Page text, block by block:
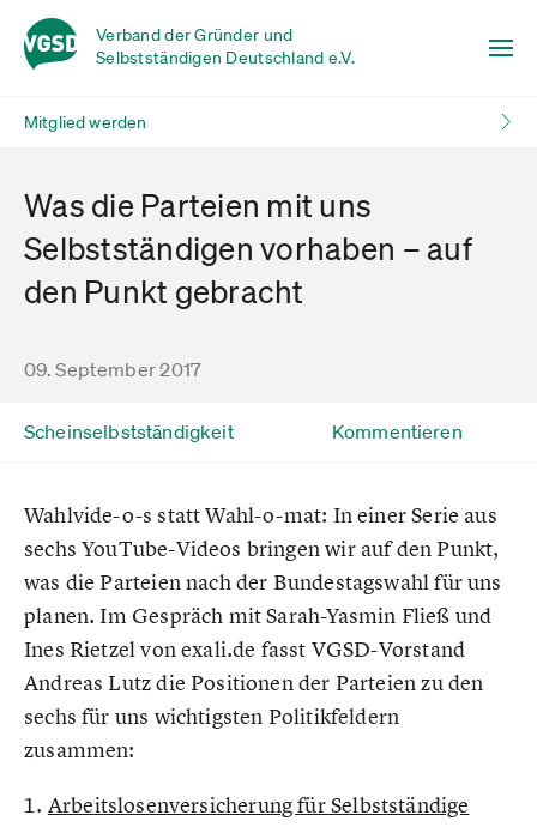
Verband der Gründer und
Selbstständigen Deutschland e.V.
Mitglied werden
Was die Parteien mit uns
Selbstständigen vorhaben – auf
den Punkt gebracht
09. September 2017
Scheinselbstständigkeit Kommentieren
Wahlvide-o-s statt Wahl-o-mat: In einer Serie aus
sechs YouTube-Videos bringen wir auf den Punkt,
was die Parteien nach der Bundestagswahl für uns
planen. Im Gespräch mit Sarah-Yasmin Fließ und
Ines Rietzel von exali.de fasst VGSD-Vorstand
Andreas Lutz die Positionen der Parteien zu den
sechs für uns wichtigsten Politikfeldern
zusammen:
Arbeitslosenversicherung für Selbstständige